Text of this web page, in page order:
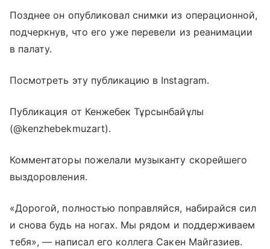
Позднее он опубликовал снимки из операционной,
подчеркнув, что его уже перевели из реанимации
в палату.
Посмотреть эту публикацию в Instagram.
Публикация от Кенжебек Тұрсынбайұлы
(@kenzhebekmuzart).
Комментаторы пожелали музыканту скорейшего
выздоровления.
«Дорогой, полностью поправляйся, набирайся сил
и снова будь на ногах. Мы рядом и поддерживаем
тебя», — написал его коллега Сакен Майгазиев.